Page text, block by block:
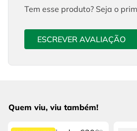
Tem esse produto? Seja o
ESCREVER AVALIAÇÃO
Quem viu, viu também!